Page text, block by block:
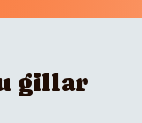
gillar